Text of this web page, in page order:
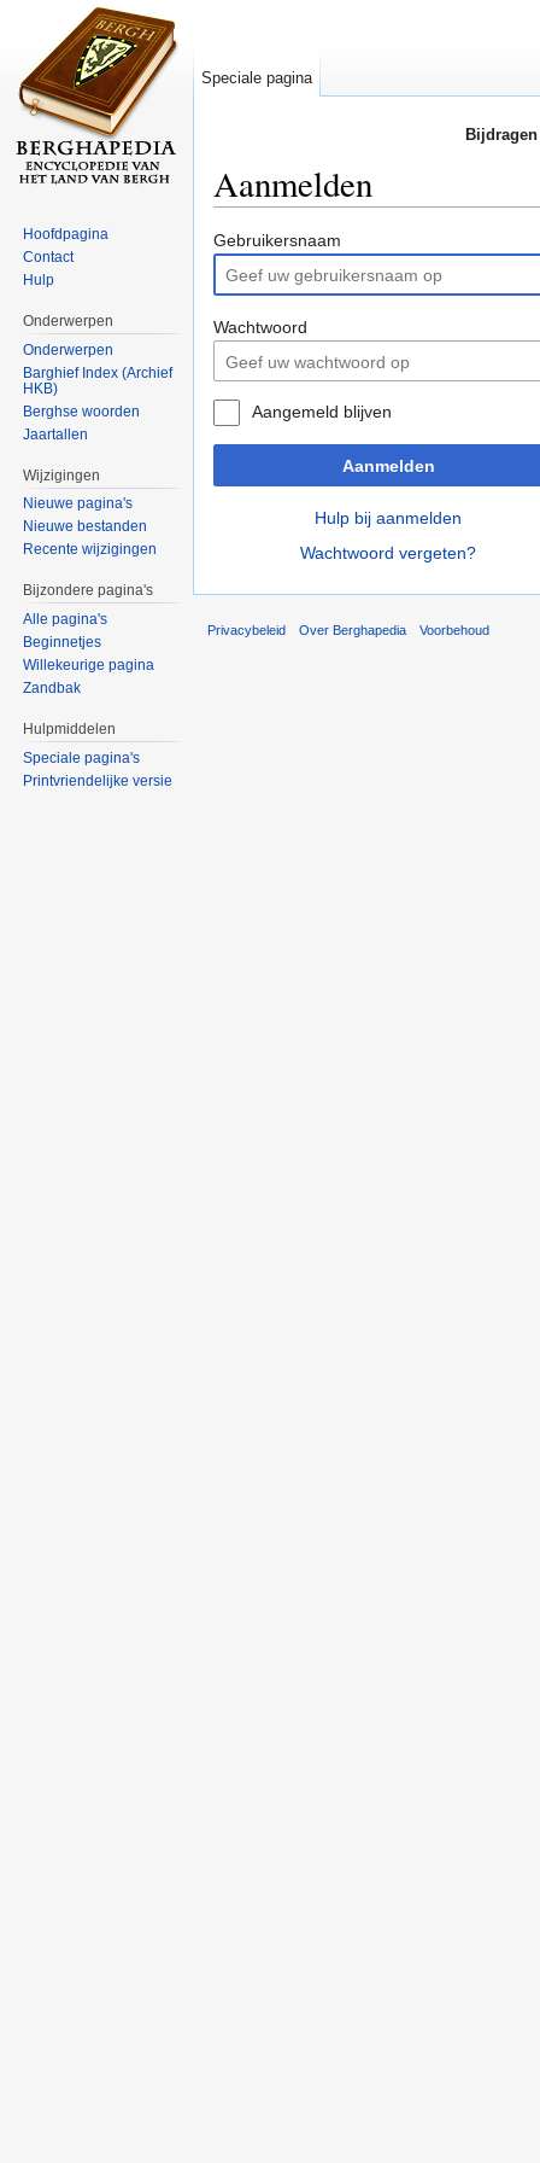
Aanmelden
Gebruikersnaam
Wachtwoord
Aangemeld blijven
Aanmelden
Hulp bij aanmelden
Wachtwoord vergeten?
Speciale pagina
Hoofdpagina
Contact
Hulp
Onderwerpen
Onderwerpen
Barghief Index (Archief
HKB)
Berghse woorden
Jaartallen
Wijzigingen
Nieuwe pagina's
Nieuwe bestanden
Recente wijzigingen
Bijzondere pagina's
Alle pagina's
Beginnetjes
Willekeurige pagina
Zandbak
Hulpmiddelen
Speciale pagina's
Printvriendelijke versie
Privacybeleid Over Berghapedia Voorbehoud